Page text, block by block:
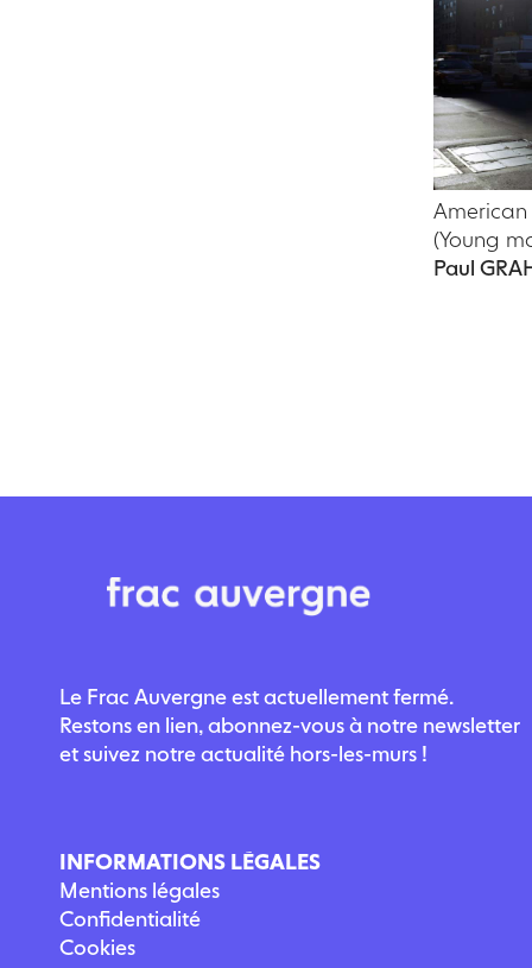
American
(Young
Paul
Le Frac Auvergne est actuellement fermé.
Restons en lien, abonnez-vous à notre newsletter
et suivez notre actualité hors-les-murs !
INFORMATIONS LÉGALES
Mentions légales
Confidentialité
Cookies